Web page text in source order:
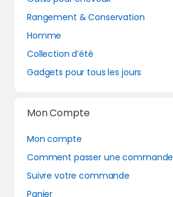
Rangement & Conservation
Homme
Collection d’été
Gadgets pour tous les jours
Mon Compte
Mon compte
Comment passer une commande
Suivre votre commande
Panier